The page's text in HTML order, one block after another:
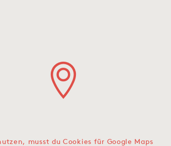
musst du Cookies für Google Maps